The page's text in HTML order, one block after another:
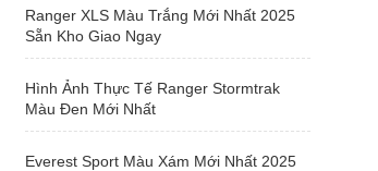
Ranger XLS Màu Trắng Mới Nhất 2025
Sẵn Kho Giao Ngay
Hình Ảnh Thực Tế Ranger Stormtrak
Màu Đen Mới Nhất
Everest Sport Màu Xám Mới Nhất 2025